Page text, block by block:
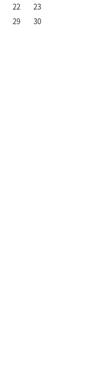
22
23
29
30